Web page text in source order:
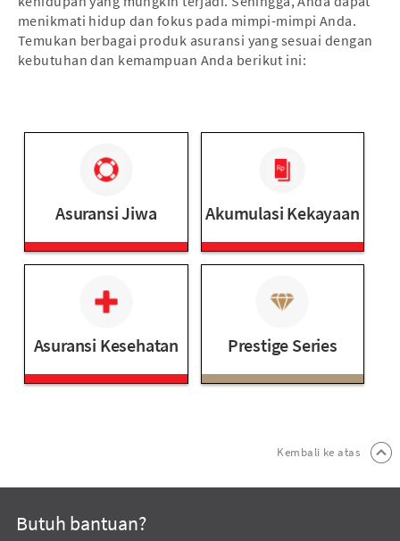
menikmati hidup dan fokus pada mimpi-mimpi Anda.
Temukan berbagai produk asuransi yang sesuai dengan
kebutuhan dan kemampuan Anda berikut ini:
Asuransi Jiwa Akumulasi Kekayaan
Asuransi Kesehatan Prestige Series
Kembali ke atas
Butuh bantuan?